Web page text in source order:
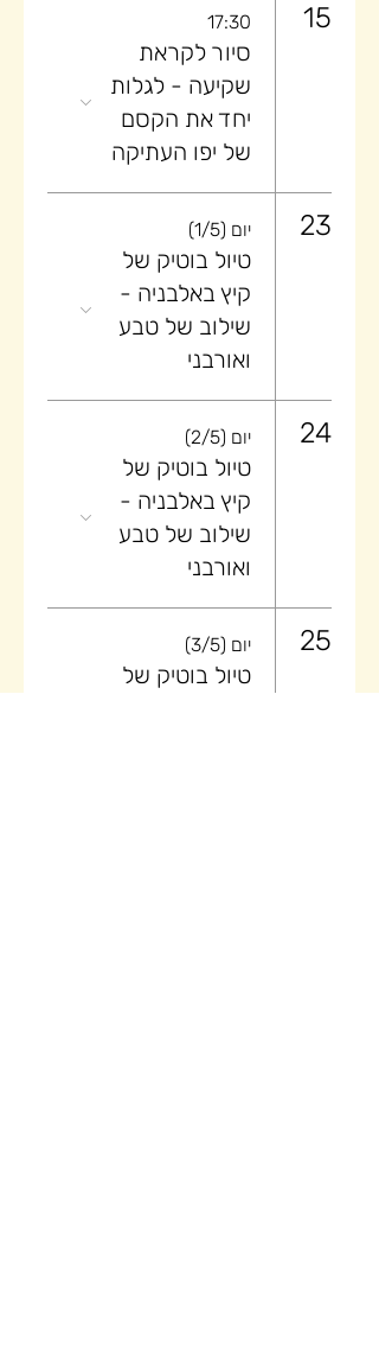
15
17:30
סיור לקראת
שקיעה ​- לגלות
יחד את הקסם
של יפו העתיקה
23 יום (1/5)
טיול בוטיק של
קיץ באלבניה -
שילוב של טבע
ואורבני
24 יום (2/5)
טיול בוטיק של
קיץ באלבניה -
שילוב של טבע
ואורבני
25 יום (3/5)
טיול בוטיק של